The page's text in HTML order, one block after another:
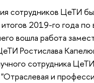
сотрудников ЦеТИ
2019-го года по
вошла работа
Ростислава
сотрудника
и